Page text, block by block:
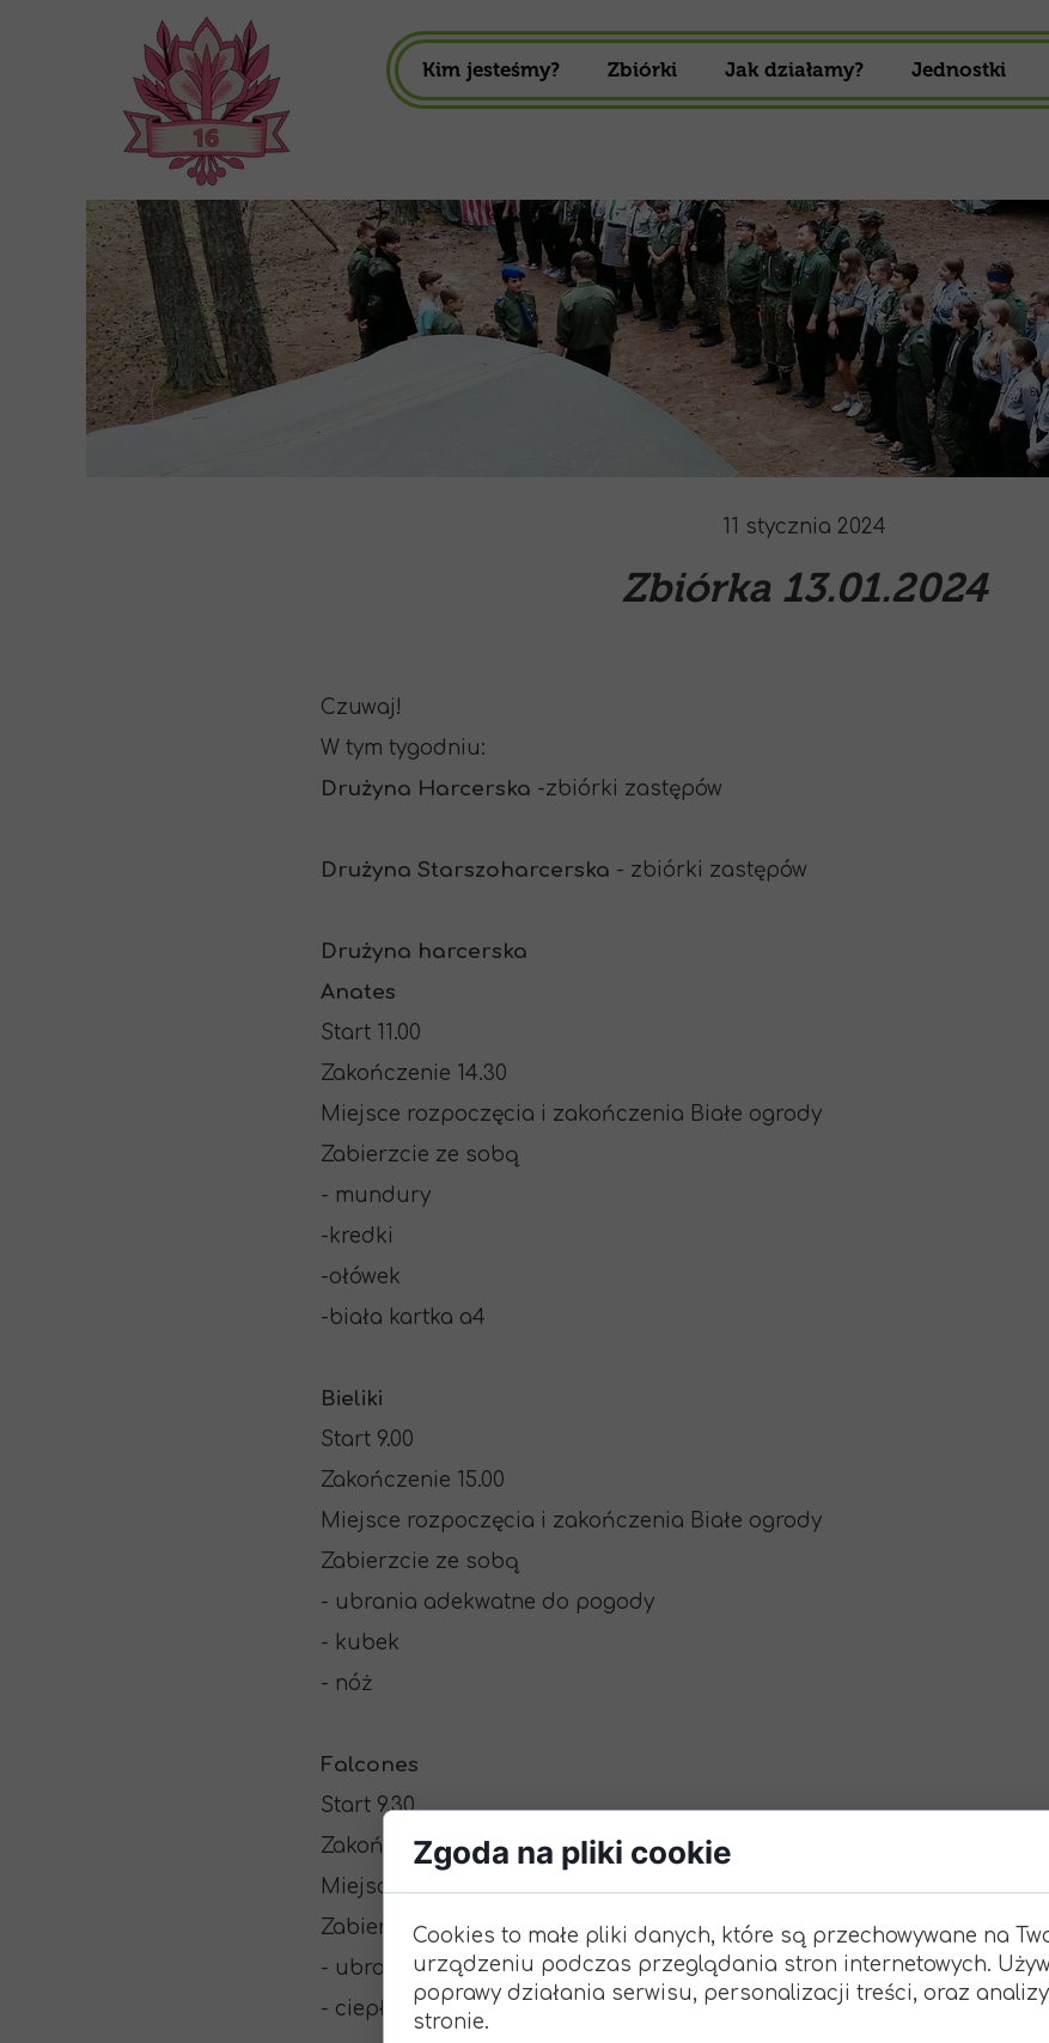
Kim jesteśmy? Zbiórki
Zbiórki 16 Drużyny Starszoharcerskiej
Jak działamy? Jednostki
Drużyna
Drużyna
11 stycznia 2024
Zbiórka 13.01.2024
Czuwaj!
W tym tygodniu:
Drużyna Harcerska -zbiórki zastępów
Drużyna Starszoharcerska - zbiórki zastępów
Drużyna harcerska
Anates
Start 11.00
Zakończenie 14.30
Miejsce rozpoczęcia i zakończenia Białe ogrody
Zabierzcie ze sobą
- mundury
-kredki
-ołówek
-biała kartka a4
Bieliki
Start 9.00
Zakończenie 15.00
Miejsce rozpoczęcia i zakończenia Białe ogrody
Zabierzcie ze sobą
- ubrania adekwatne do pogody
- kubek
- nóż
Falcones
Start 9.30
Zakończenie 13.20
Miejsce rozpoczęcia i zakończenia: Białe ogrody
Zabierzcie ze sobą:
- ubrania adekwatne do pogody
- ciepła herbata
Zgoda na pliki cookie
Cookies to małe pliki danych, które są przechowywane na
urządzeniu podczas przeglądania stron internetowych.
poprawy działania serwisu, personalizacji treści, oraz
stronie.